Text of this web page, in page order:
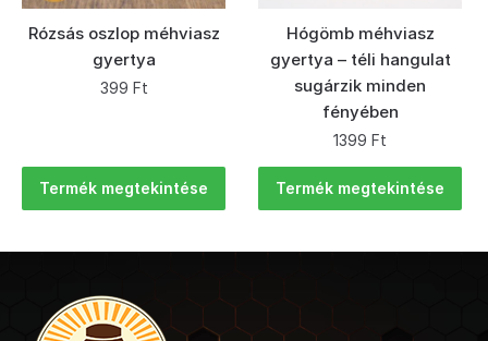
Rózsás oszlop méhviasz
gyertya
399 Ft
Termék megtekintése
Hógömb méhviasz
gyertya – téli hangulat
sugárzik minden
fényében
1399Ft
Termék megtekintése